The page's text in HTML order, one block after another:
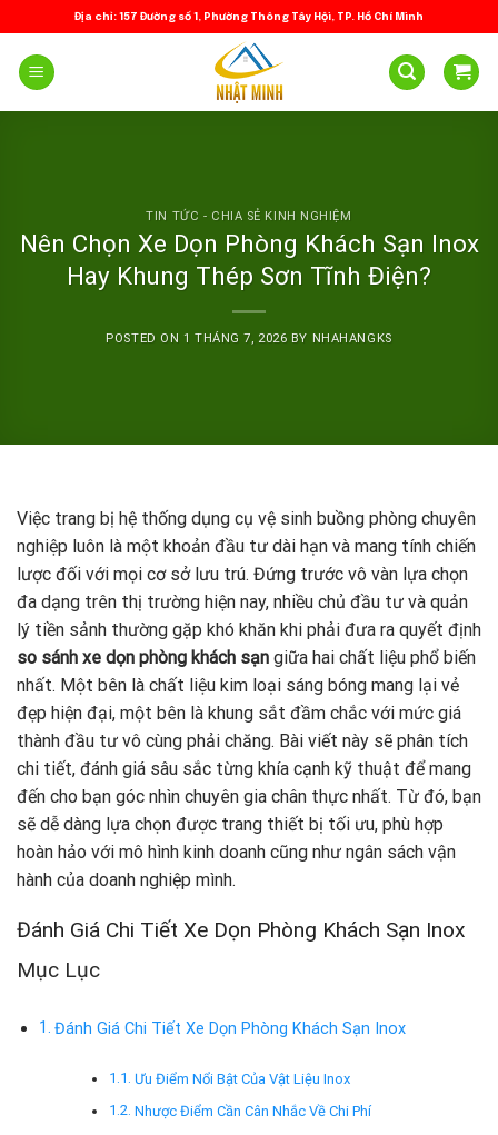
to
content
Địa chỉ: 157 Đường số 1, Phường Thông Tây Hội, TP. Hồ Chí Minh
TIN TỨC - CHIA SẺ KINH NGHIỆM
Nên Chọn Xe Dọn Phòng Khách Sạn Inox
Hay Khung Thép Sơn Tĩnh Điện?
POSTED ON 1 THÁNG 7, 2026 BY NHAHANGKS
Việc trang bị hệ thống dụng cụ vệ sinh buồng phòng chuyên
nghiệp luôn là một khoản đầu tư dài hạn và mang tính chiến
lược đối với mọi cơ sở lưu trú. Đứng trước vô vàn lựa chọn
đa dạng trên thị trường hiện nay, nhiều chủ đầu tư và quản
lý tiền sảnh thường gặp khó khăn khi phải đưa ra quyết định
so sánh xe dọn phòng khách sạn giữa hai chất liệu phổ biến
nhất. Một bên là chất liệu kim loại sáng bóng mang lại vẻ
đẹp hiện đại, một bên là khung sắt đầm chắc với mức giá
thành đầu tư vô cùng phải chăng. Bài viết này sẽ phân tích
chi tiết, đánh giá sâu sắc từng khía cạnh kỹ thuật để mang
đến cho bạn góc nhìn chuyên gia chân thực nhất. Từ đó, bạn
sẽ dễ dàng lựa chọn được trang thiết bị tối ưu, phù hợp
hoàn hảo với mô hình kinh doanh cũng như ngân sách vận
hành của doanh nghiệp mình.
Đánh Giá Chi Tiết Xe Dọn Phòng Khách Sạn Inox
Mục Lục
Đánh Giá Chi Tiết Xe Dọn Phòng Khách Sạn Inox
Ưu Điểm Nổi Bật Của Vật Liệu Inox
Nhược Điểm Cần Cân Nhắc Về Chi Phí